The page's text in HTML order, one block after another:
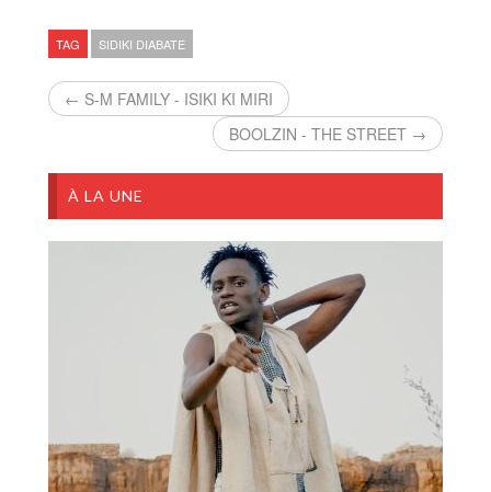
TAG SIDIKI DIABATE
← S-M FAMILY - ISIKI KI MIRI
BOOLZIN - THE STREET →
À LA UNE